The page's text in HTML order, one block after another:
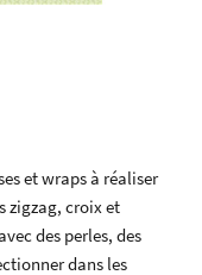
et wraps à réaliser
zigzag, croix et
des perles, des
dans les